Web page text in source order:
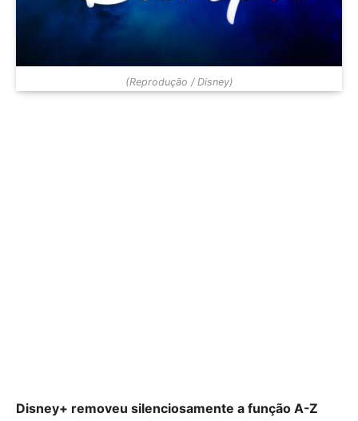
(Reprodução / Disney)
Disney+ removeu silenciosamente a função A-Z